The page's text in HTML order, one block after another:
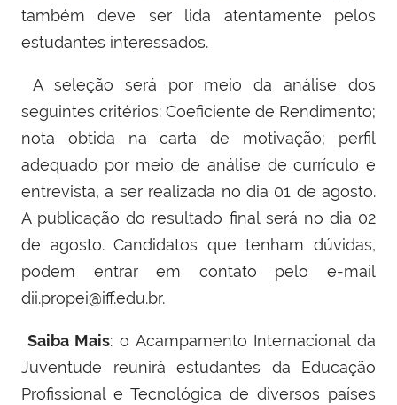
também deve ser lida atentamente pelos
estudantes interessados.
A seleção será por meio da análise dos
seguintes critérios: Coeficiente de Rendimento;
nota obtida na carta de motivação; perfil
adequado por meio de análise de currículo e
entrevista, a ser realizada no dia 01 de agosto.
A publicação do resultado final será no dia 02
de agosto. Candidatos que tenham dúvidas,
podem entrar em contato pelo e-mail
dii.propei@iff.edu.br.
Saiba Mais: o Acampamento Internacional da
Juventude reunirá estudantes da Educação
Profissional e Tecnológica de diversos países